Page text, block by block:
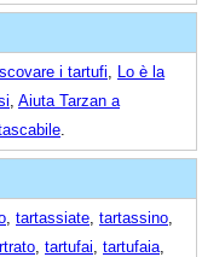
i tartufi
Lo è la
Aiuta Tarzan a
tartassiate tartassino
tartufai tartufaia